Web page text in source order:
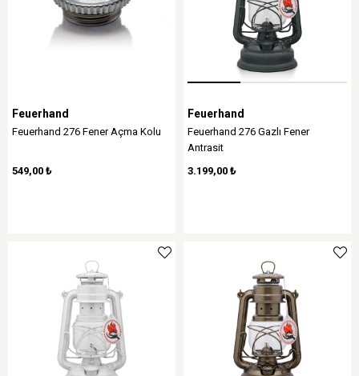
Feuerhand
Feuerhand 276 Fener Açma Kolu
549,00 ₺
Feuerhand
Feuerhand 276 Gazlı Fener
Antrasit
3.199,00 ₺